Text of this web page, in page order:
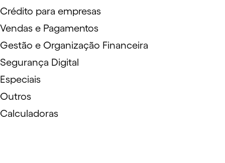
Crédito para empresas
Vendas e Pagamentos
Gestão e Organização Financeira
Segurança Digital
Especiais
Outros
Calculadoras